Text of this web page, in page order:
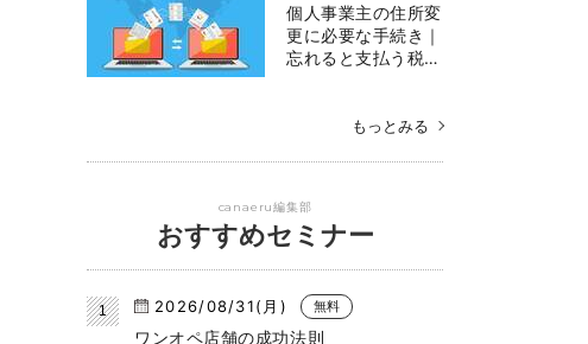
個人事業主の住所変
更に必要な手続き｜
忘れると支払う税…
もっとみる
canaeru編集部
おすすめセミナー
2026/08/31(月) 無料
ワンオペ店舗の成功法則